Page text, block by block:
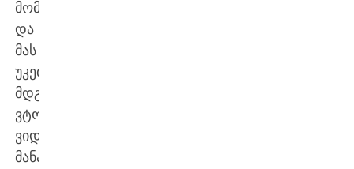
მომავლისთვის
და
მას
უკეთეს
მდგომარეობაში
ვტოვებ,
ვიდრე
მანამდე